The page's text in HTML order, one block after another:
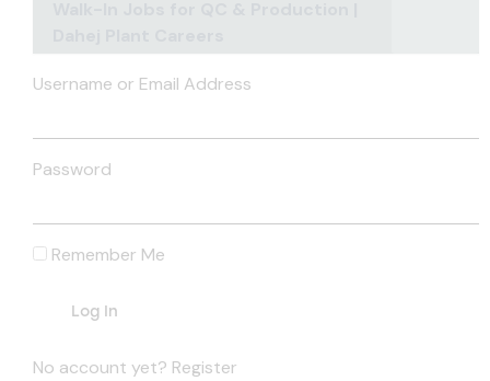
Username or Email Address
Password
Remember Me
No account yet? Register